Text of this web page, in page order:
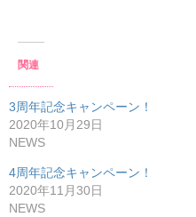
関連
3周年記念キャンペーン！
2020年10月29日
NEWS
4周年記念キャンペーン！
2020年11月30日
NEWS